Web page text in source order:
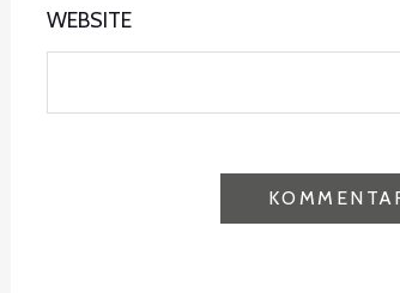
WEBSITE